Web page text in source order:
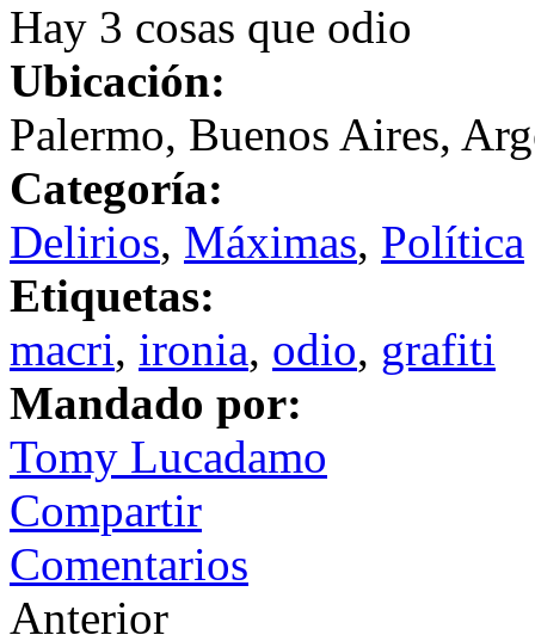
Hay 3 cosas que odio
Ubicación:
Palermo, Buenos Aires,
Categoría:
Delirios, Máximas, Política
Etiquetas:
macri, ironia, odio, grafiti
Mandado por:
Tomy Lucadamo
Compartir
Comentarios
Anterior